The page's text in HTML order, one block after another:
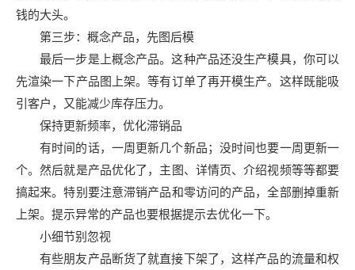
钱的大头。
第三步：概念产品，先图后模
最后一步是上概念产品。这种产品还没生产模具，你可以
先渲染一下产品图上架。等有订单了再开模生产。这样既能吸
引客户，又能减少库存压力。
保持更新频率，优化滞销品
有时间的话，一周更新几个新品；没时间也要一周更新一
个。然后就是产品优化了，主图、详情页、介绍视频等等都要
搞起来。特别要注意滞销产品和零访问的产品，全部删掉重新
上架。提示异常的产品也要根据提示去优化一下。
小细节别忽视
有些朋友产品断货了就直接下架了，这样产品的流量和权